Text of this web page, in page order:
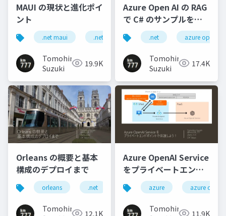
MAUI の現状と進化ポイ
ント
.net maui .net
Tomohiro
Suzuki
19.9K
Azure Open AI の RAG
で C# のサンプルを作
ってみた。
.net azure openai
Tomohiro
Suzuki
17.4K
Orleans の概要と基本
構成のデプロイまで
orleans .net
Tomohiro
12.1K
Azure OpenAI Service
をプライベートエンド
ポイントで保護しよ
う！
azure azure
Tomohiro
11.9K